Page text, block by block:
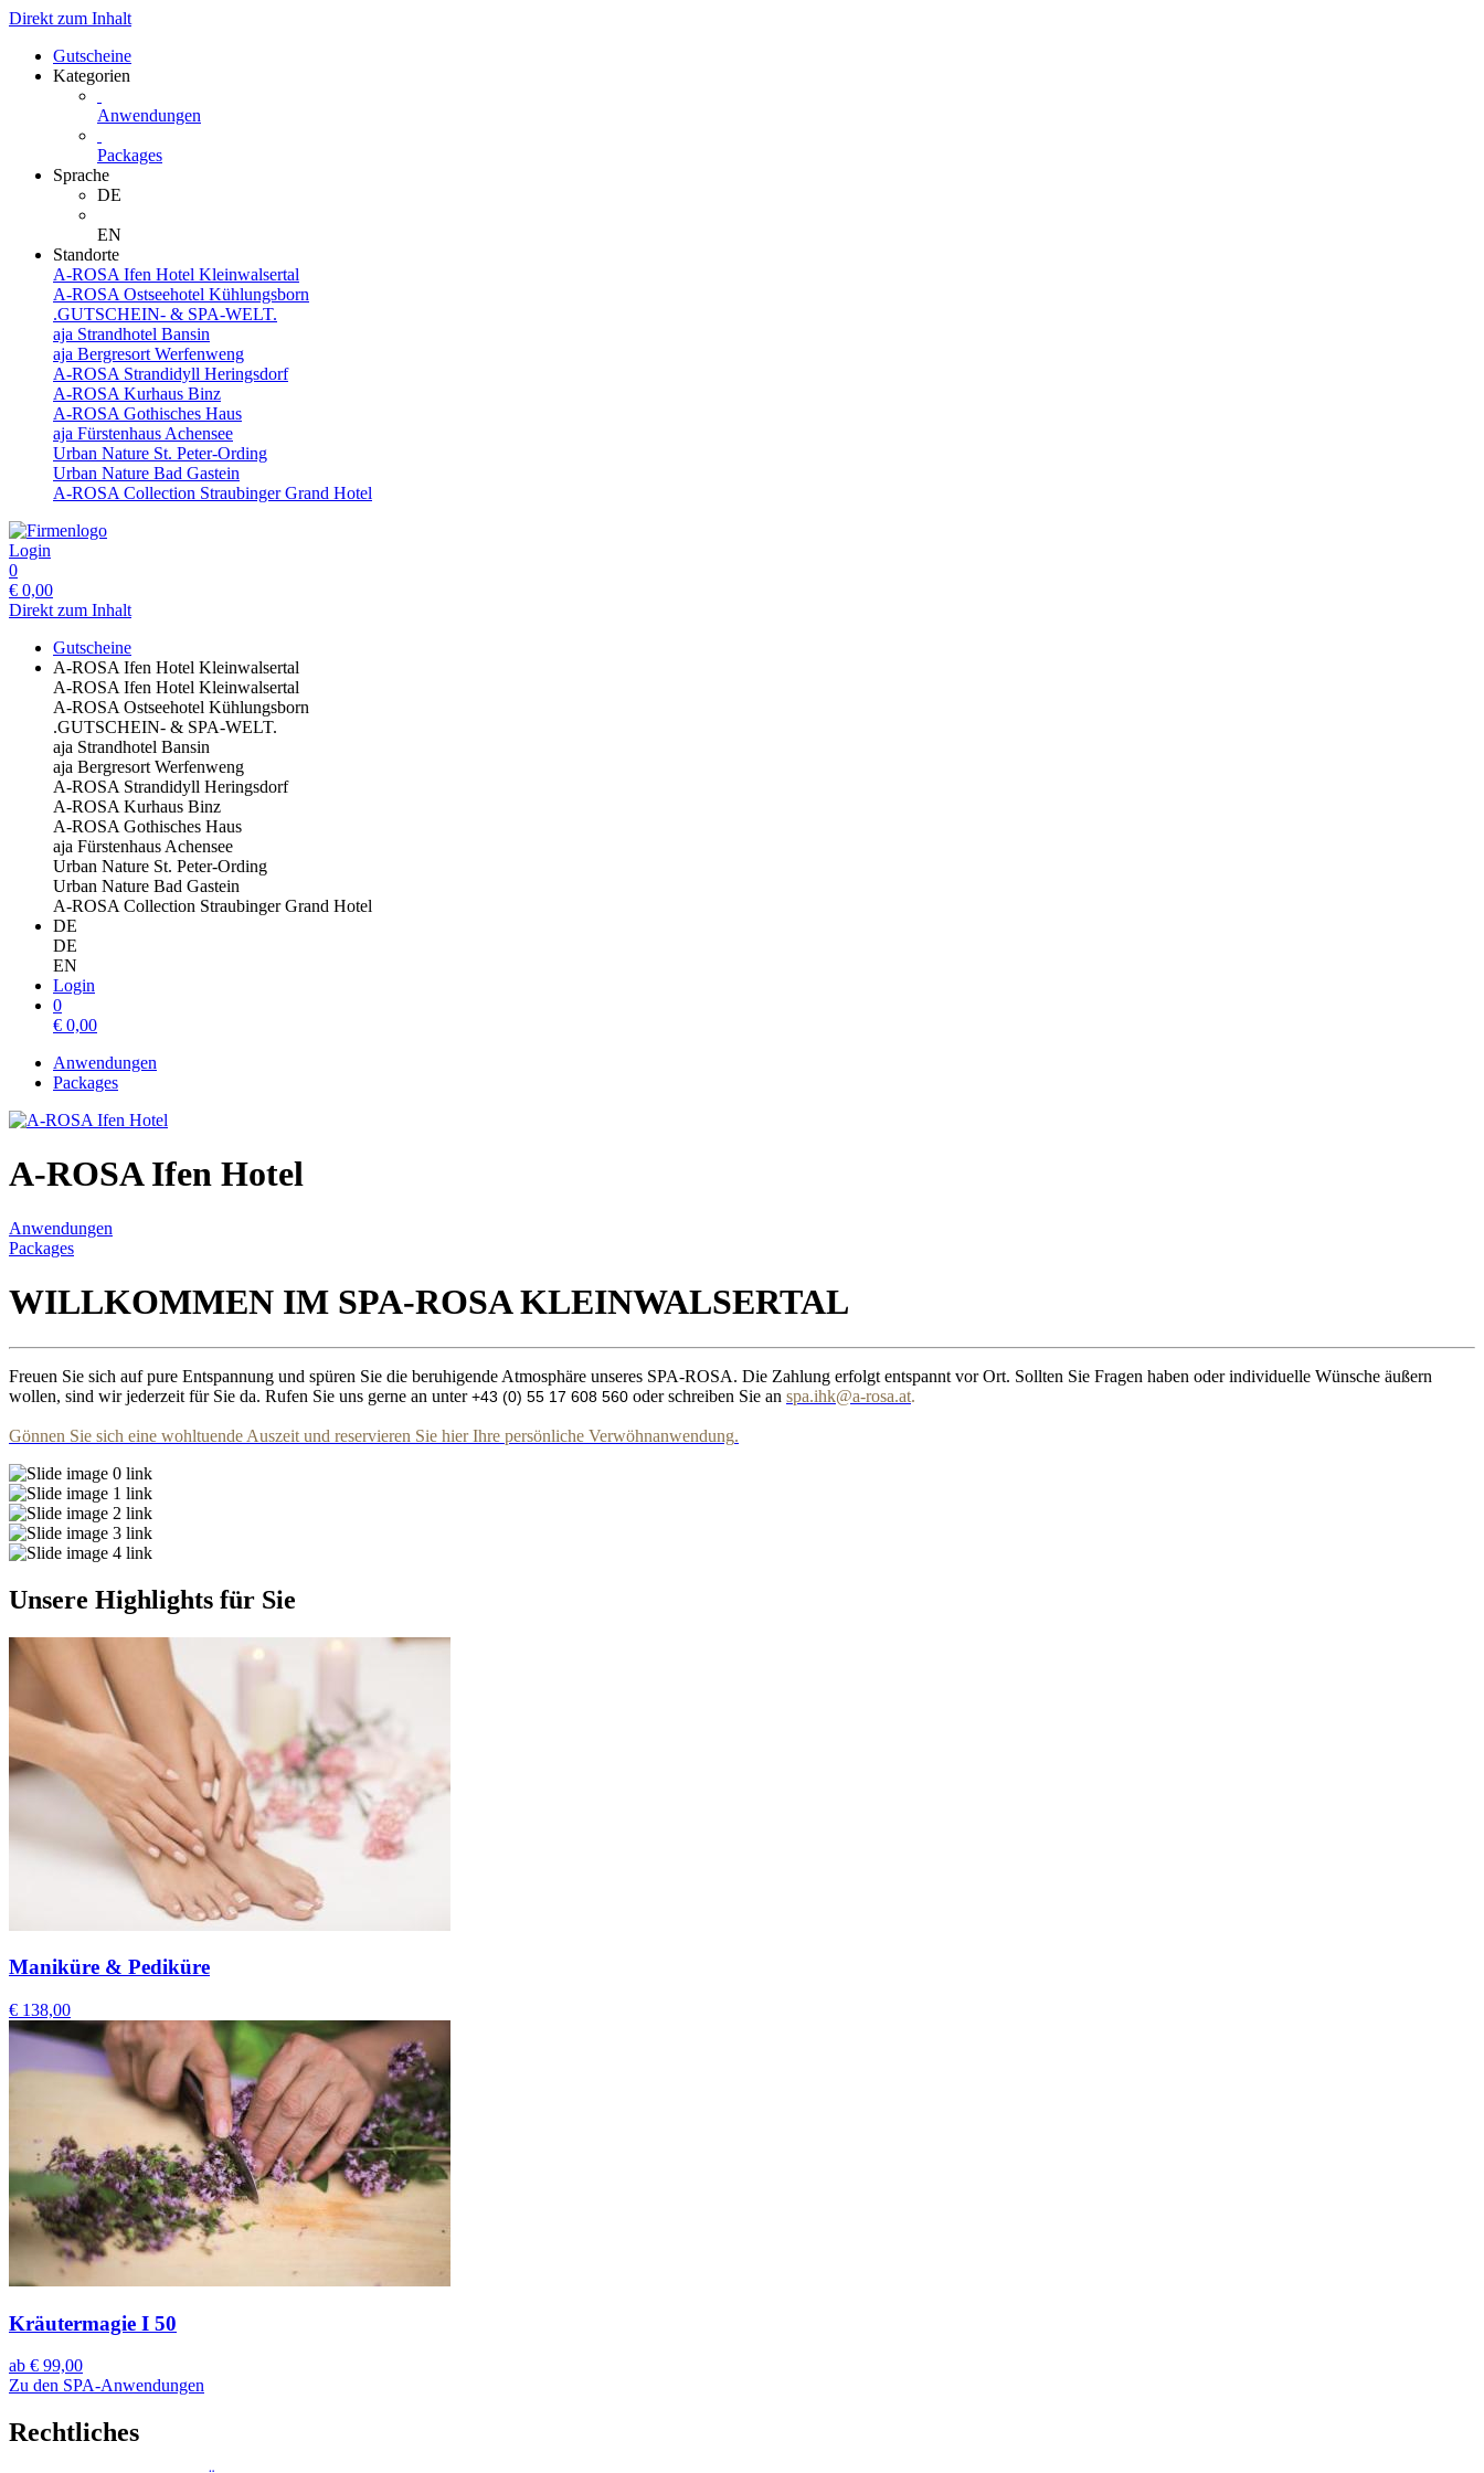
Direkt zum Inhalt
Gutscheine
Kategorien
Anwendungen
Packages
Sprache
DE
EN
Standorte
A-ROSA Ifen Hotel Kleinwalsertal
A-ROSA Ostseehotel Kühlungsborn
.GUTSCHEIN- & SPA-WELT.
aja Strandhotel Bansin
aja Bergresort Werfenweng
A-ROSA Strandidyll Heringsdorf
A-ROSA Kurhaus Binz
A-ROSA Gothisches Haus
aja Fürstenhaus Achensee
Urban Nature St. Peter-Ording
Urban Nature Bad Gastein
A-ROSA Collection Straubinger Grand Hotel
Login
0
€ 0,00
Direkt zum Inhalt
Gutscheine
A-ROSA Ifen Hotel Kleinwalsertal
A-ROSA Ifen Hotel Kleinwalsertal
A-ROSA Ostseehotel Kühlungsborn
.GUTSCHEIN- & SPA-WELT.
aja Strandhotel Bansin
aja Bergresort Werfenweng
A-ROSA Strandidyll Heringsdorf
A-ROSA Kurhaus Binz
A-ROSA Gothisches Haus
aja Fürstenhaus Achensee
Urban Nature St. Peter-Ording
Urban Nature Bad Gastein
A-ROSA Collection Straubinger Grand Hotel
DE
DE
EN
Login
0
€ 0,00
Anwendungen
Packages
A-ROSA Ifen Hotel
Anwendungen
Packages
WILLKOMMEN IM SPA-ROSA KLEINWALSERTAL
Freuen Sie sich auf pure Entspannung und spüren Sie die beruhigende Atmosphäre unseres SPA-ROSA. Die Zahlung erfolgt entspannt vor Ort. Sollten Sie Fragen haben oder individuelle Wünsche äußern
wollen, sind wir jederzeit für Sie da. Rufen Sie uns gerne an unter+43 (0) 55 17 608 560 oder schreiben Sie an spa.ihk@a-rosa.at.
Gönnen Sie sich eine wohltuende Auszeit und reservieren Sie hier Ihre persönliche Verwöhnanwendung.
Unsere Highlights für Sie
Maniküre & Pediküre
€ 138,00
Kräutermagie I 50
ab € 99,00
Zu den SPA-Anwendungen
Rechtliches